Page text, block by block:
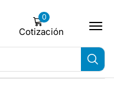
0
Cotización